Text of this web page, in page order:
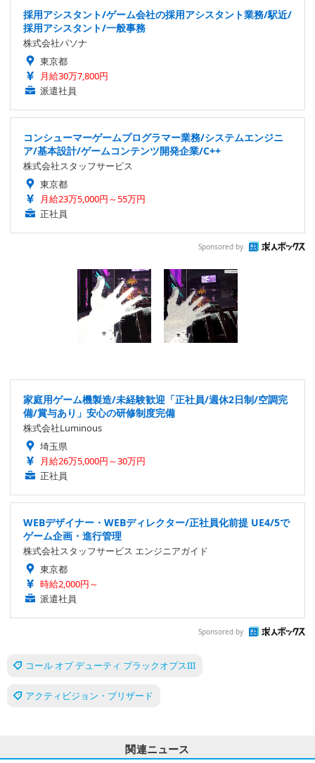
採用アシスタント/ゲーム会社の採用アシスタント業務/駅近/
採用アシスタント/一般事務
株式会社パソナ
東京都
月給30万7,800円
派遣社員
コンシューマーゲームプログラマー業務/システムエンジニ
ア/基本設計/ゲームコンテンツ開発企業/C++
株式会社スタッフサービス
東京都
月給23万5,000円～55万円
正社員
Sponsored by
家庭用ゲーム機製造/未経験歓迎「正社員/週休2日制/空調完
備/賞与あり」安心の研修制度完備
株式会社Luminous
埼玉県
月給26万5,000円～30万円
正社員
WEBデザイナー・WEBディレクター/正社員化前提 UE4/5で
ゲーム企画・進行管理
株式会社スタッフサービス エンジニアガイド
東京都
時給2,000円～
派遣社員
Sponsored by
コール オブ デューティ ブラックオプスIII
アクティビジョン・ブリザード
関連ニュース